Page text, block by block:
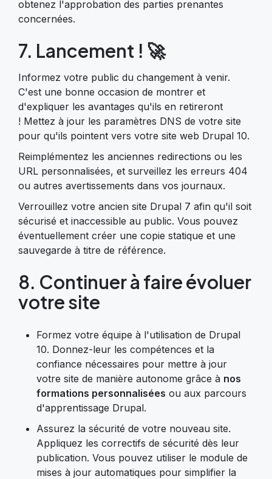
obtenez l'approbation des parties prenantes
concernées.
7. Lancement ! 🚀
Informez votre public du changement à venir.
C'est une bonne occasion de montrer et
d'expliquer les avantages qu'ils en retireront
! Mettez à jour les paramètres DNS de votre site
pour qu'ils pointent vers votre site web Drupal 10.
Reimplémentez les anciennes redirections ou les
URL personnalisées, et surveillez les erreurs 404
ou autres avertissements dans vos journaux.
Verrouillez votre ancien site Drupal 7 afin qu'il soit
sécurisé et inaccessible au public. Vous pouvez
éventuellement créer une copie statique et une
sauvegarde à titre de référence.
8. Continuer à faire évoluer
votre site
Formez votre équipe à l'utilisation de Drupal
10. Donnez-leur les compétences et la
confiance nécessaires pour mettre à jour
votre site de manière autonome grâce à nos
formations personnalisées ou aux parcours
d'apprentissage Drupal.
Assurez la sécurité de votre nouveau site.
Appliquez les correctifs de sécurité dès leur
publication. Vous pouvez utiliser le module de
mises à jour automatiques pour simplifier la